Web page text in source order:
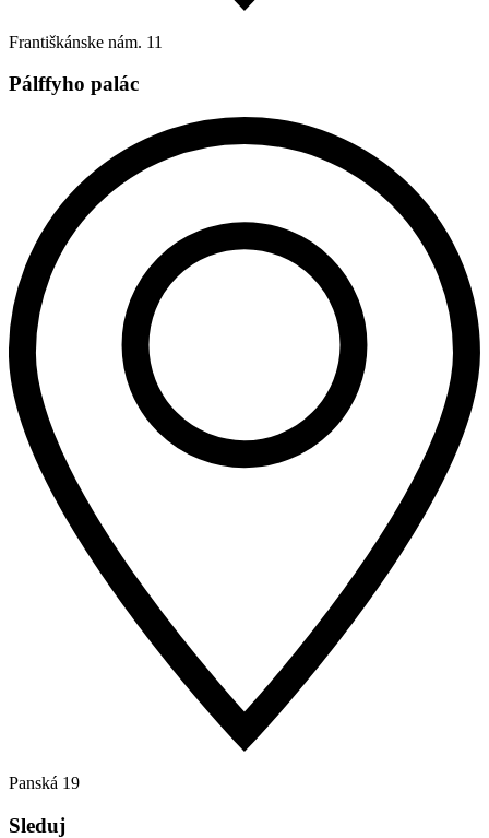
Františkánske nám. 11
Pálffyho palác
Panská 19
Sleduj